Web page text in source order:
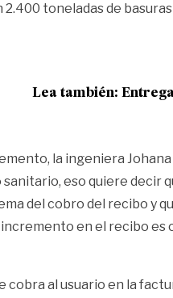
toneladas de
Lea también:
la ingeniera
eso quiere decir
del cobro del recibo y
en el recibo es
cobra al usuario en la